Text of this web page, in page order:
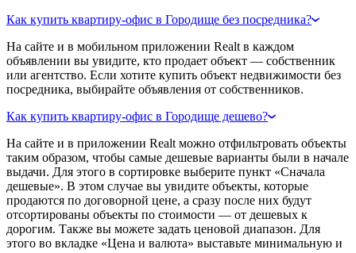
Как купить квартиру-офис в Городище без посредника?
На сайте и в мобильном приложении Realt в каждом
объявлении вы увидите, кто продает объект — собственник
или агентство. Если хотите купить объект недвижимости без
посредника, выбирайте объявления от собственников.
Как купить квартиру-офис в Городище дешево?
На сайте и в приложении Realt можно отфильтровать объекты
таким образом, чтобы самые дешевые варианты были в начале
выдачи. Для этого в сортировке выберите пункт «Сначала
дешевые». В этом случае вы увидите объекты, которые
продаются по договорной цене, а сразу после них будут
отсортированы объекты по стоимости — от дешевых к
дорогим. Также вы можете задать ценовой диапазон. Для
этого во вкладке «Цена и валюта» выставьте минимальную и